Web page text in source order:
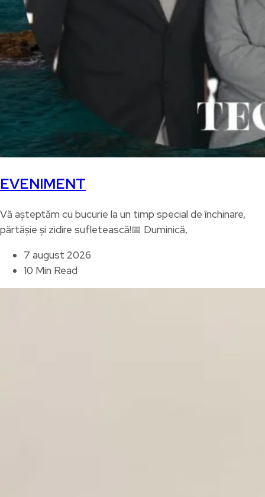
EVENIMENT
Vă așteptăm cu bucurie la un timp special de închinare,
părtășie și zidire sufletească!📅 Duminică,
7 august 2026
10 Min Read